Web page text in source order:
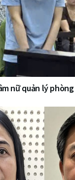
nữ quản lý